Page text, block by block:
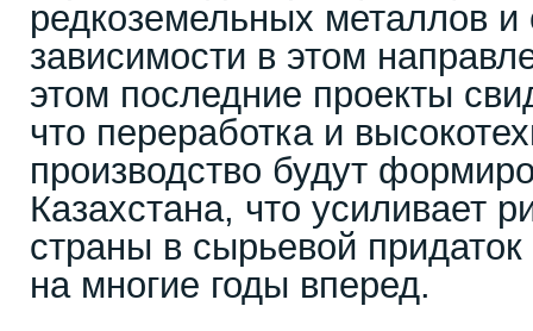
редкоземельных металлов и
зависимости в этом
этом последние проекты
что переработка и
производство будут
Казахстана, что усиливает
страны в сырьевой
на многие годы вперед.